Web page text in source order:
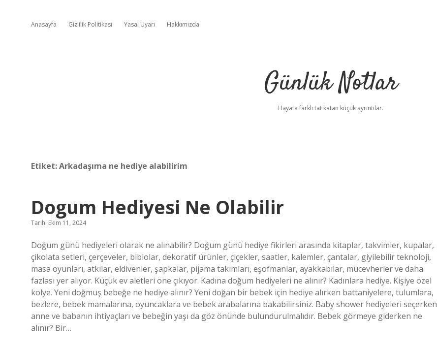
Anasayfa Gizlilik Politikası Yasal Uyarı Hakkımızda
Günlük Notlar
Hayata farklı tat katan küçük ayrıntılar.
Etiket:Arkadaşıma ne hediye alabilirim
Dogum Hediyesi Ne Olabilir
Tarih: Ekim 11, 2024
Doğum günü hediyeleri olarak ne alınabilir? Doğum günü hediye fikirleri arasında kitaplar, takvimler, kupalar,
çikolata setleri, çerçeveler, biblolar, dekoratif ürünler, çiçekler, saatler, kalemler, çantalar, giyilebilir teknoloji,
masa oyunları, atkılar, eldivenler, şapkalar, pijama takımları, eşofmanlar, ayakkabılar, mücevherler ve daha
fazlası yer alıyor. Küçük ev aletleri öne çıkıyor. Kadına doğum hediyeleri ne alınır? Kadınlara hediye. Kişiye özel
kolye. Yeni doğmuş bebeğe ne hediye alınır? Yeni doğan bir bebek için hediye alırken battaniyelere, tulumlara,
bezlere, bebek mamalarına, oyuncaklara ve bebek arabalarına bakabilirsiniz. Baby shower hediyeleri seçerken
anne ve babanın ihtiyaçları ve bebeğin yaşı da göz önünde bulundurulmalıdır. Bebek görmeye giderken ne
alınır? Bir…